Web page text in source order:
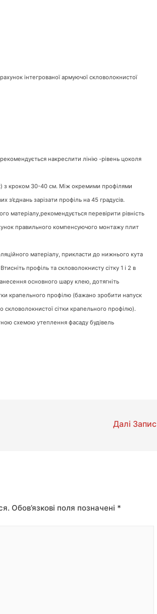
інтегрованої армуючої скловолокнистої
накреслити лінію -рівень цоколя
з кроком 30-40 см. Між окремими профілями
зарізати профіль на 45 градусів.
матеріалу,рекомендується перевірити рівність
правильного компенсуючого монтажу плит
матеріалу, прикласти до нижнього кута
профіль та скловолокнисту сітку 1 і 2 в
основного шару клею, дотягніть
крапельного профілю (бажано зробити напуск
скловолокнистої сітки крапельного профілю).
схемою утеплення фасаду будівель
Далі Запис
Обов’язкові поля позначені *